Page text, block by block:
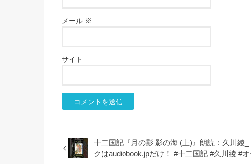
メール ※
サイト
十二国記『月の影 影の海 (上)』朗読：久川綾
クはaudiobook.jpだけ！ #十二国記 #久川綾 #